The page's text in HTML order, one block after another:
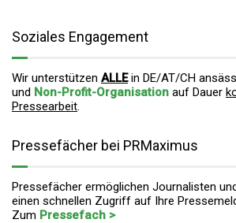
Soziales Engagement
Wir unterstützen ALLEin DE/AT/CH
und Non-Profit-Organisation auf Dauer
Pressearbeit.
Pressefächer bei PRMaximus
Pressefächer ermöglichen Journalisten
einen schnellen Zugriff auf Ihre
Zum Pressefach >